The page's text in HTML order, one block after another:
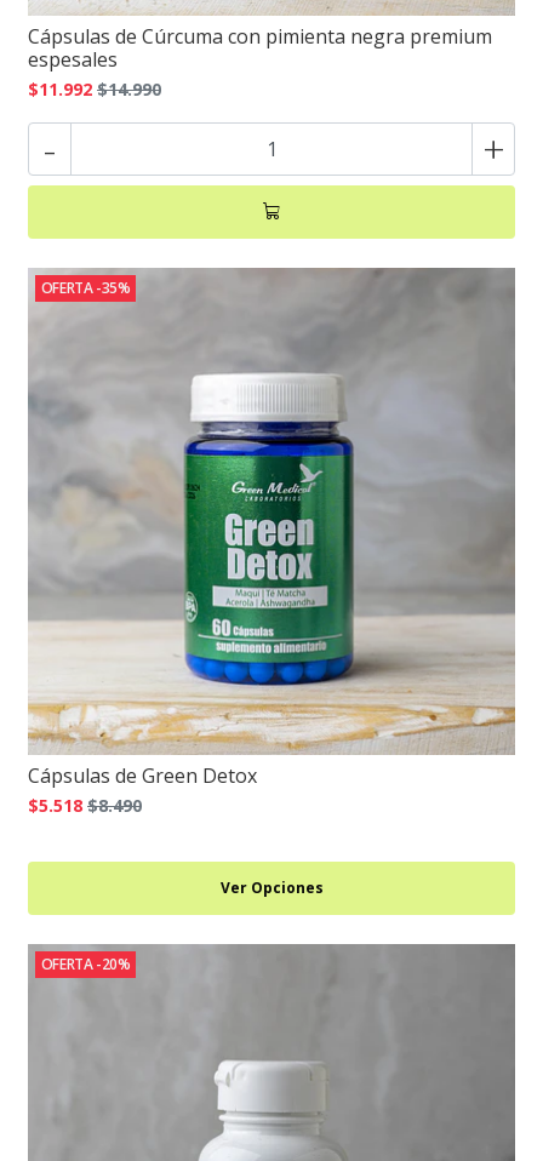
Cápsulas de Cúrcuma con pimienta negra premium
espesales
$11.992 $14.990
- +
OFERTA -35%
Cápsulas de Green Detox
$5.518 $8.490
Ver Opciones
OFERTA -20%